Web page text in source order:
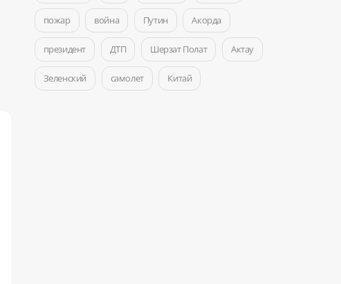
пожар война Путин Акорда
президент ДТП Шерзат Полат Актау
Зеленский самолет Китай